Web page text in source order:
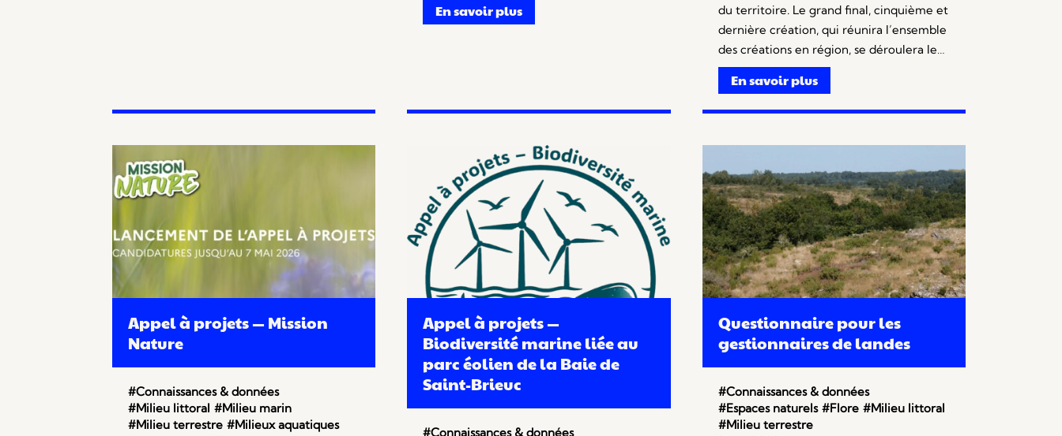
En savoir plus
du territoire. Le grand final, cinquième et
dernière création, qui réunira l’ensemble
des créations en région, se déroulera le…
En savoir plus
Appel à projets — Mission
Nature
#Connaissances & données
#Milieu littoral #Milieu marin
#Milieu terrestre #Milieux aquatiques
Appel à projets —
Biodiversité marine liée au
parc éolien de la Baie de
Saint-Brieuc
#Connaissances & données
Questionnaire pour les
gestionnaires de landes
#Connaissances & données
#Espaces naturels #Flore #Milieu littoral
#Milieu terrestre